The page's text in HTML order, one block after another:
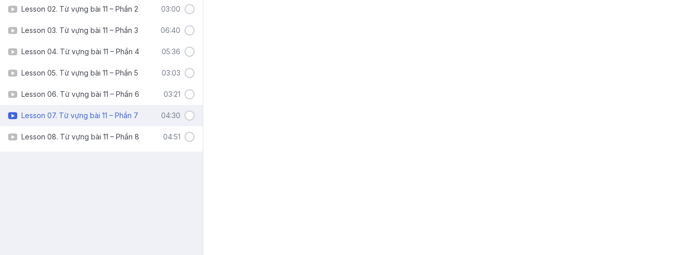
Lesson 02. Từ vựng bài 11 – Phần 2 03:00
Lesson 03. Từ vựng bài 11 – Phần 3 06:40
Lesson 04. Từ vựng bài 11 – Phần 4 05:36
Lesson 05. Từ vựng bài 11 – Phần 5 03:03
Lesson 06. Từ vựng bài 11 – Phần 6 03:21
Lesson 07. Từ vựng bài 11 – Phần 7 04:30
Lesson 08. Từ vựng bài 11 – Phần 8 04:51